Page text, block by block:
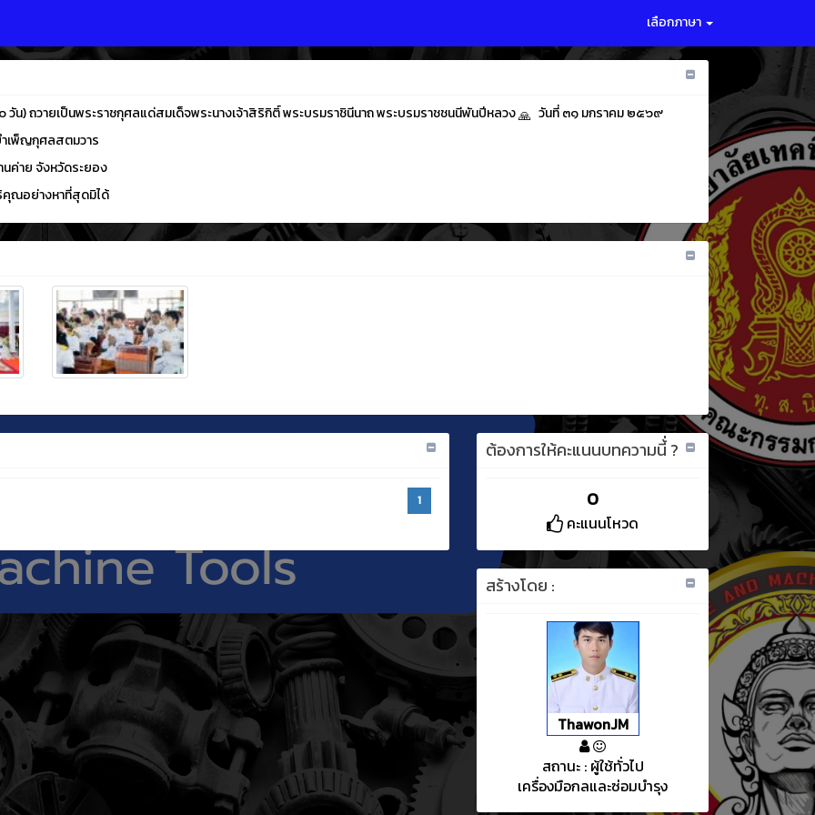
เลือกภาษา
) ถวายเป็นพระราชกุศลแด่สมเด็จพระนางเจ้าสิริกิติ์ พระบรมราชินีนาถ พระบรมราชชนนีพันปีหลวง
วันที่ ๓๑ มกราคม ๒๕๖๙
เพ็ญกุศลสตมวาร
ค่าย จังหวัดระยอง
คุณอย่างหาที่สุดมิได้
1
ต้องการให้คะแนนบทความนี้่ ?
0
คะแนนโหวด
สร้างโดย :
ThawonJM
สถานะ : ผู้ใช้ทั่วไป
เครื่องมือกลและซ่อมบำรุง